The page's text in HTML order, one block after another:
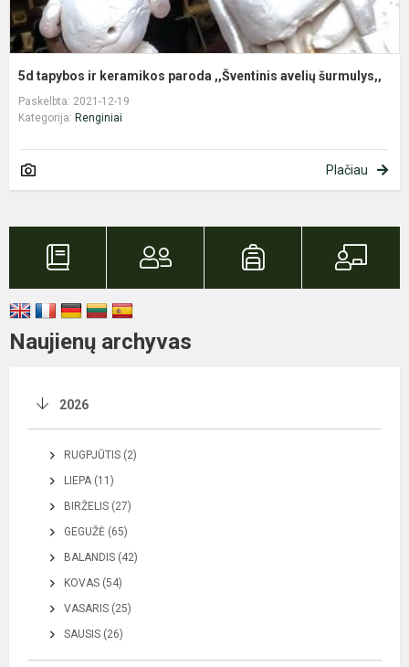
5d tapybos ir keramikos paroda ,,Šventinis avelių šurmulys,,
Paskelbta: 2021-12-19
Kategorija: Renginiai
Plačiau
Naujienų archyvas
2026
RUGPJŪTIS (2)
LIEPA (11)
BIRŽELIS (27)
GEGUŽĖ (65)
BALANDIS (42)
KOVAS (54)
VASARIS (25)
SAUSIS (26)